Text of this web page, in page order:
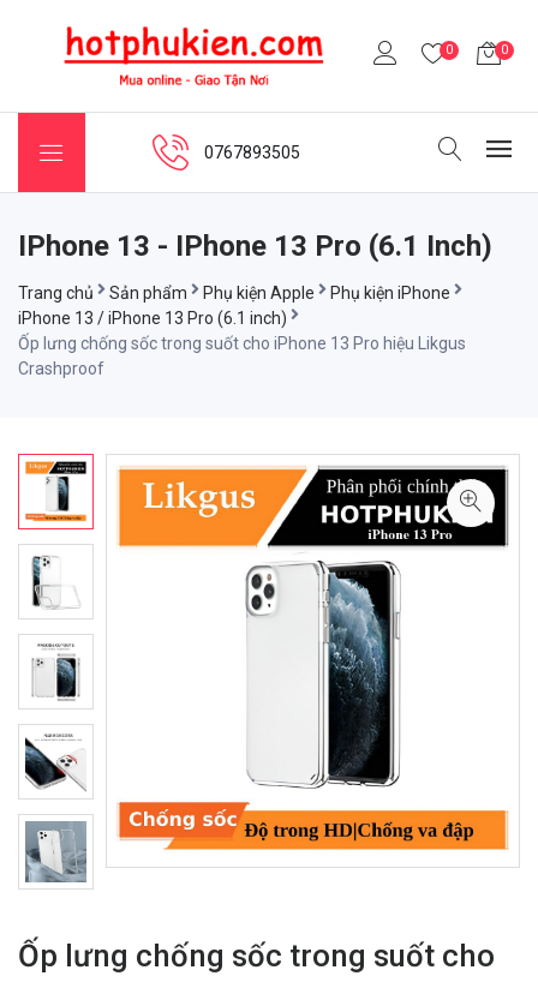
0 0
0767893505
IPhone 13 - IPhone 13 Pro (6.1 Inch)
Trang chủ Sản phẩm Phụ kiện Apple
Phụ kiện iPhone
iPhone 13 / iPhone 13 Pro (6.1 inch)
Ốp lưng chống sốc trong suốt cho iPhone 13 Pro hiệu Likgus
Crashproof
Ốp lưng chống sốc trong suốt cho